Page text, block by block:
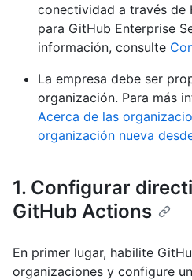
conectividad a través de
para GitHub Enterprise
información, consulte
La empresa debe ser
organización. Para más
Acerca de las
organización nueva
1. Configurar
GitHub Actions
En primer lugar, habilite
organizaciones y configure